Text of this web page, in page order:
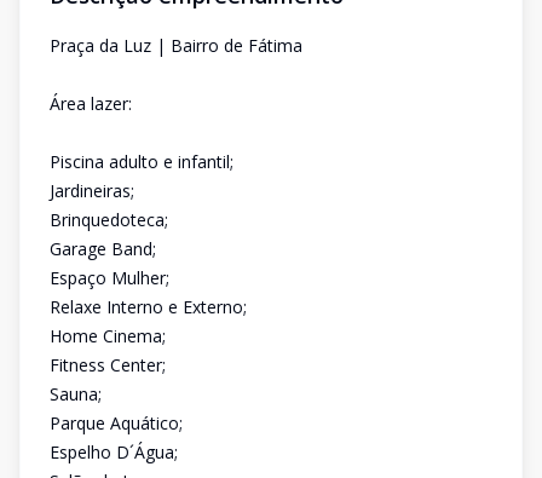
Praça da Luz | Bairro de Fátima
Área lazer:
Piscina adulto e infantil;
Jardineiras;
Brinquedoteca;
Garage Band;
Espaço Mulher;
Relaxe Interno e Externo;
Home Cinema;
Fitness Center;
Sauna;
Parque Aquático;
Espelho D´Água;